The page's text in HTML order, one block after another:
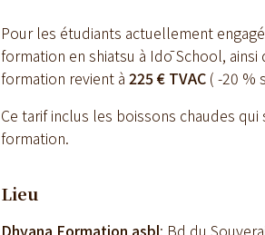
Pour les étudiants actuellement
formation en shiatsu à Idō School, ainsi
formation revient à225 € TVAC ( -20 %
Ce tarif inclus les boissons chaudes
formation.
Lieu
Dhyana Formation asbl: Bd du